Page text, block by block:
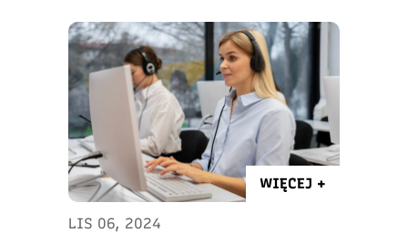
WIĘCEJ +
LIS 06, 2024